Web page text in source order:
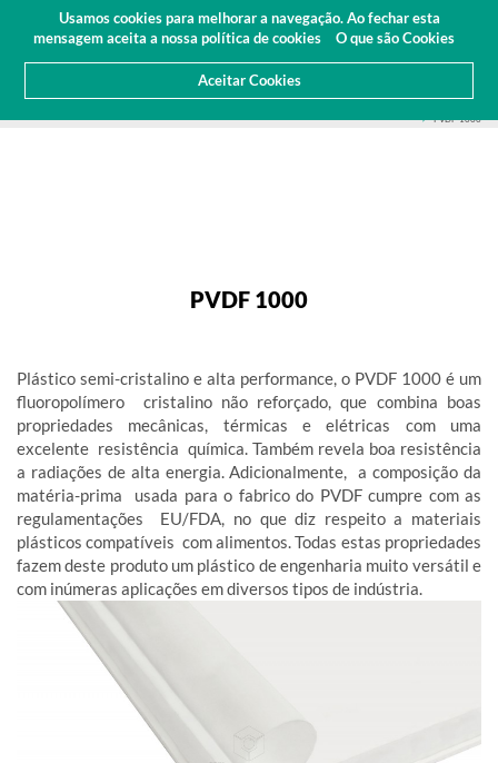
Usamos cookies para melhorar a navegação. Ao fechar esta
mensagem aceita a nossa política de cookies
O que são Cookies
Aceitar Cookies
Área Cliente
Orçamento(0)
PVDF 1000
PVDF 1000
Plástico semi-cristalino e alta performance, o PVDF 1000 é um
fluoropolímero cristalino não reforçado, que combina boas
propriedades mecânicas, térmicas e elétricas com uma
excelente resistência química. Também revela boa resistência
a radiações de alta energia. Adicionalmente, a composição da
matéria-prima usada para o fabrico do PVDF cumpre com as
regulamentações EU/FDA, no que diz respeito a materiais
plásticos compatíveis com alimentos. Todas estas propriedades
fazem deste produto um plástico de engenharia muito versátil e
com inúmeras aplicações em diversos tipos de indústria.